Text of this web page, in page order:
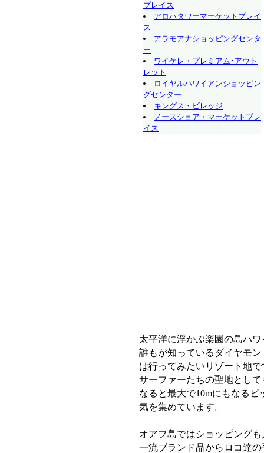
プレイス
アロハタワーマーケットプレイ
ス
アラモアナショッピングセンタ
ー
ワイケレ・プレミアム･アウト
レット
ロイヤルハワイアンショッピン
グセンター
キングス・ビレッジ
ノースショア・マーケットプレ
イス
太平洋に浮かぶ楽園の島ハワ
誰もが知っているダイヤモ
は行ってみたいリゾート地で
サーファーたちの聖地とし
なると最大で10mにもなる
気を集めています。
オアフ島ではショッピング
一流ブランド品からロコ達